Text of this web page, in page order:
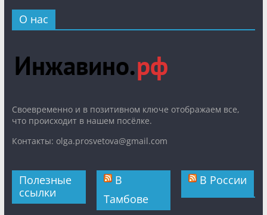
О нас
Cвоевременно и в позитивном ключе отображаем все,
что происходит в нашем посёлке.
Контакты: olga.prosvetova@gmail.com
Полезные
ссылки
В
Тамбове
В России